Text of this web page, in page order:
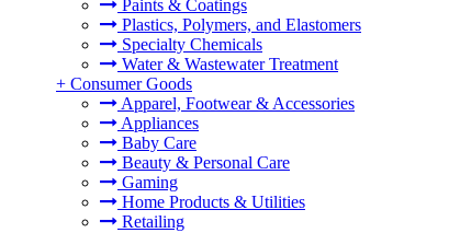
Paints & Coatings
Plastics, Polymers, and Elastomers
Specialty Chemicals
Water & Wastewater Treatment
+ Consumer Goods
Apparel, Footwear & Accessories
Appliances
Baby Care
Beauty & Personal Care
Gaming
Home Products & Utilities
Retailing